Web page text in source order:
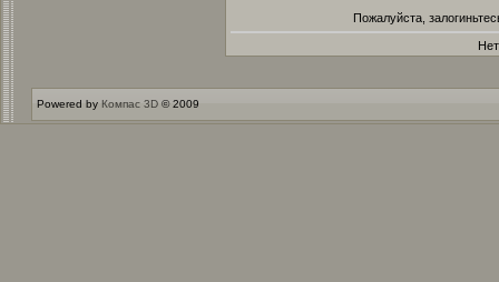
Пожалуйста,
Powered by Компас 3D © 2009